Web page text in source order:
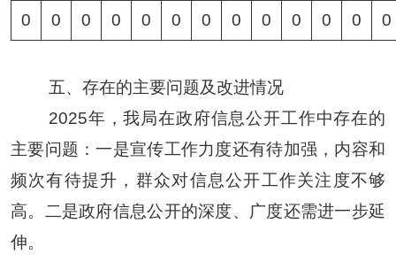
0
0 0 0 0 0 0 0 0 0 0 0 0
五、存在的主要问题及改进情况
2025年，我局在政府信息公开工作中存在的
主要问题：一是宣传工作力度还有待加强，内容和
频次有待提升，群众对信息公开工作关注度不够
高。二是政府信息公开的深度、广度还需进一步延
伸。